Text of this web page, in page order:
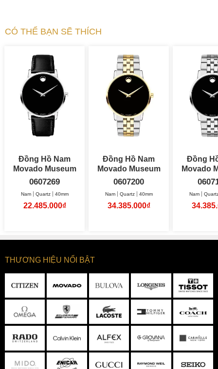
CÓ THỂ BẠN SẼ THÍCH
Đồng Hồ Nam
Movado Museum
Classic 40mm
0607269
Nam Quartz 40mm
22.485.000₫
Đồng Hồ Nam
Movado Museum
Classic 40mm
0607200
Nam Quartz 40mm
34.385.000₫
Đồng
Movado
Nam
THƯƠNG HIỆU NỔI BẬT